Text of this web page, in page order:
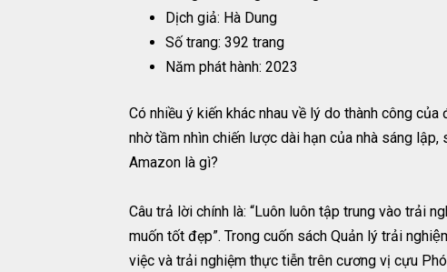
Dịch giả: Hà Dung
Số trang: 392 trang
Năm phát hành: 2023
Có nhiều ý kiến khác nhau về lý do thành công
nhờ tầm nhìn chiến lược dài hạn của nhà sáng
Amazon là gì?
Câu trả lời chính là: “Luôn luôn tập trung vào trải
muốn tốt đẹp”. Trong cuốn sách Quản lý trải
việc và trải nghiệm thực tiễn trên cương vị cựu